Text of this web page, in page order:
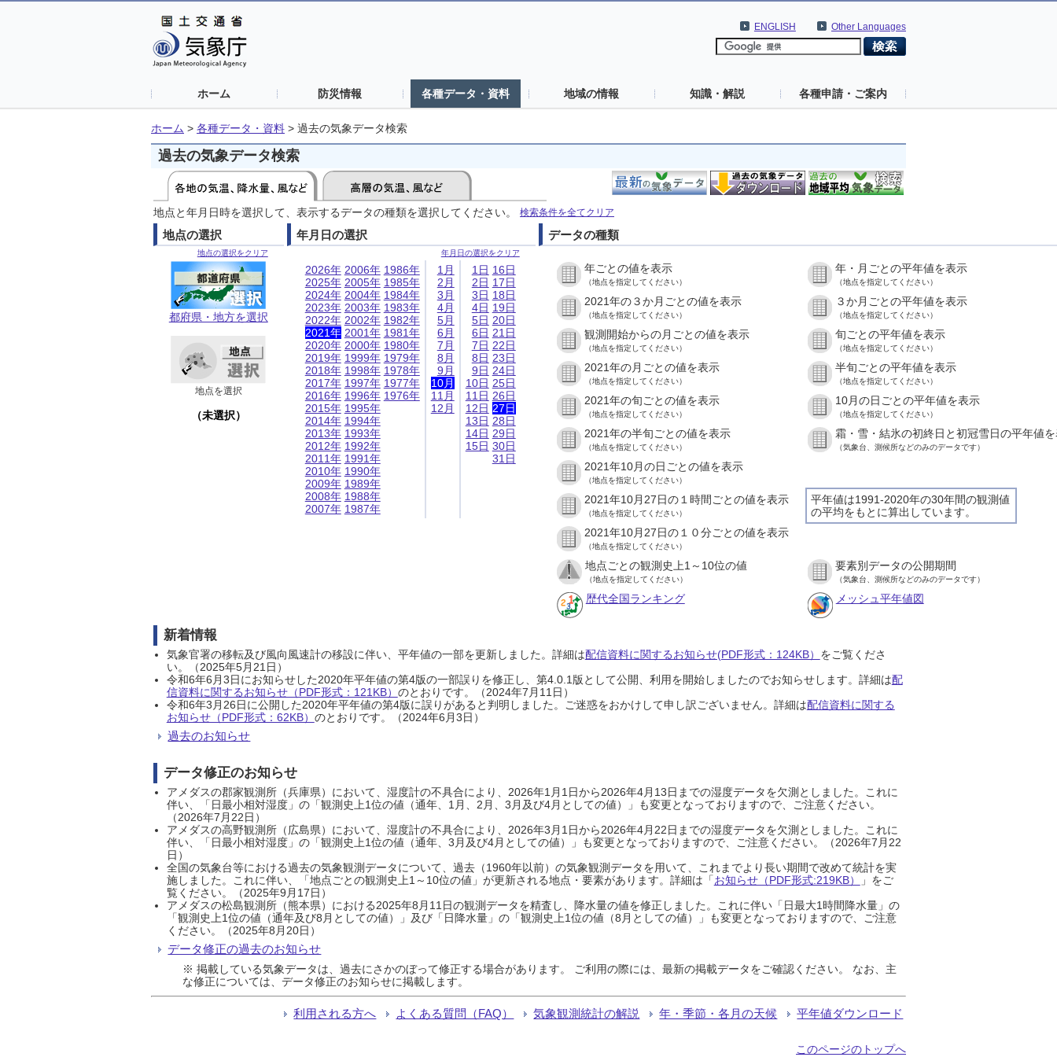
Other Languages
ENGLISH
ホーム 防災情報 各種データ・資料 地域の情報 知識・解説 各種申請・ご案内
ホーム > 各種データ・資料 > 過去の気象データ検索
過去の気象データ検索
地点と年月日時を選択して、表示するデータの種類を選択してください。 検索条件を全てクリア
地点の選択
地点の選択をクリア
都府県・地方を選択
地点を選択
（未選択）
年月日の選択
年月日の選択をクリア
2026年
2025年
2024年
2023年
2022年
2021年
2020年
2019年
2018年
2017年
2016年
2015年
2014年
2013年
2012年
2011年
2010年
2009年
2008年
2007年
2006年
2005年
2004年
2003年
2002年
2001年
2000年
1999年
1998年
1997年
1996年
1995年
1994年
1993年
1992年
1991年
1990年
1989年
1988年
1987年
1986年
1985年
1984年
1983年
1982年
1981年
1980年
1979年
1978年
1977年
1976年
1月
2月
3月
4月
5月
6月
7月
8月
9月
10月
11月
12月
1日
2日
3日
4日
5日
6日
7日
8日
9日
10日
11日
12日
13日
14日
15日
16日
17日
18日
19日
20日
21日
22日
23日
24日
25日
26日
27日
28日
29日
30日
31日
データの種類
年ごとの値を表示
（地点を指定してください）
年・月ごとの平年値を表示
（地点を指定してください）
2021年の３か月ごとの値を表示
（地点を指定してください）
３か月ごとの平年値を表示
（地点を指定してください）
観測開始からの月ごとの値を表示
（地点を指定してください）
旬ごとの平年値を表示
（地点を指定してください）
2021年の月ごとの値を表示
（地点を指定してください）
半旬ごとの平年値を表示
（地点を指定してください）
2021年の旬ごとの値を表示
（地点を指定してください）
10月の日ごとの平年値を表示
（地点を指定してください）
2021年の半旬ごとの値を表示
（地点を指定してください）
霜・雪・結氷の初終日と初冠雪日の平年値
（気象台、測候所などのみのデータです）
2021年10月の日ごとの値を表示
（地点を指定してください）
平年値は1991-2020年の30年間の観測値
の平均をもとに算出しています。
2021年10月27日の１時間ごとの値を表示
（地点を指定してください）
2021年10月27日の１０分ごとの値を表示
（地点を指定してください）
地点ごとの観測史上1～10位の値
（地点を指定してください）
要素別データの公開期間
（気象台、測候所などのみのデータです）
歴代全国ランキング メッシュ平年値図
新着情報
気象官署の移転及び風向風速計の移設に伴い、平年値の一部を更新しました。詳細は配信資料に関するお知らせ(PDF形式：124KB） をご覧くださ
い。（2025年5月21日）
令和6年6月3日にお知らせした2020年平年値の第4版の一部誤りを修正し、第4.0.1版として公開、利用を開始しましたのでお知らせします。詳細は配
信資料に関するお知らせ（PDF形式：121KB） のとおりです。（2024年7月11日）
令和6年3月26日に公開した2020年平年値の第4版に誤りがあると判明しました。ご迷惑をおかけして申し訳ございません。詳細は配信資料に関する
お知らせ（PDF形式：62KB） のとおりです。（2024年6月3日）
過去のお知らせ
データ修正のお知らせ
アメダスの郡家観測所（兵庫県）において、湿度計の不具合により、2026年1月1日から2026年4月13日までの湿度データを欠測としました。これに
伴い、「日最小相対湿度」の「観測史上1位の値（通年、1月、2月、3月及び4月としての値）」も変更となっておりますので、ご注意ください。
（2026年7月22日）
アメダスの高野観測所（広島県）において、湿度計の不具合により、2026年3月1日から2026年4月22日までの湿度データを欠測としました。これに
伴い、「日最小相対湿度」の「観測史上1位の値（通年、3月及び4月としての値）」も変更となっておりますので、ご注意ください。（2026年7月22
日）
全国の気象台等における過去の気象観測データについて、過去（1960年以前）の気象観測データを用いて、これまでより長い期間で改めて統計を実
施しました。これに伴い、「地点ごとの観測史上1～10位の値」が更新される地点・要素があります。詳細は「お知らせ（PDF形式:219KB）
」をご
覧ください。（2025年9月17日）
アメダスの松島観測所（熊本県）における2025年8月11日の観測データを精査し、降水量の値を修正しました。これに伴い「日最大1時間降水量」の
「観測史上1位の値（通年及び8月としての値）」及び「日降水量」の「観測史上1位の値（8月としての値）」も変更となっておりますので、ご注意
ください。（2025年8月20日）
データ修正の過去のお知らせ
※ 掲載している気象データは、過去にさかのぼって修正する場合があります。 ご利用の際には、最新の掲載データをご確認ください。 なお、主
な修正については、データ修正のお知らせに掲載します。
利用される方へ よくある質問（FAQ） 気象観測統計の解説 年・季節・各月の天候 平年値ダウンロード
このページのトップへ